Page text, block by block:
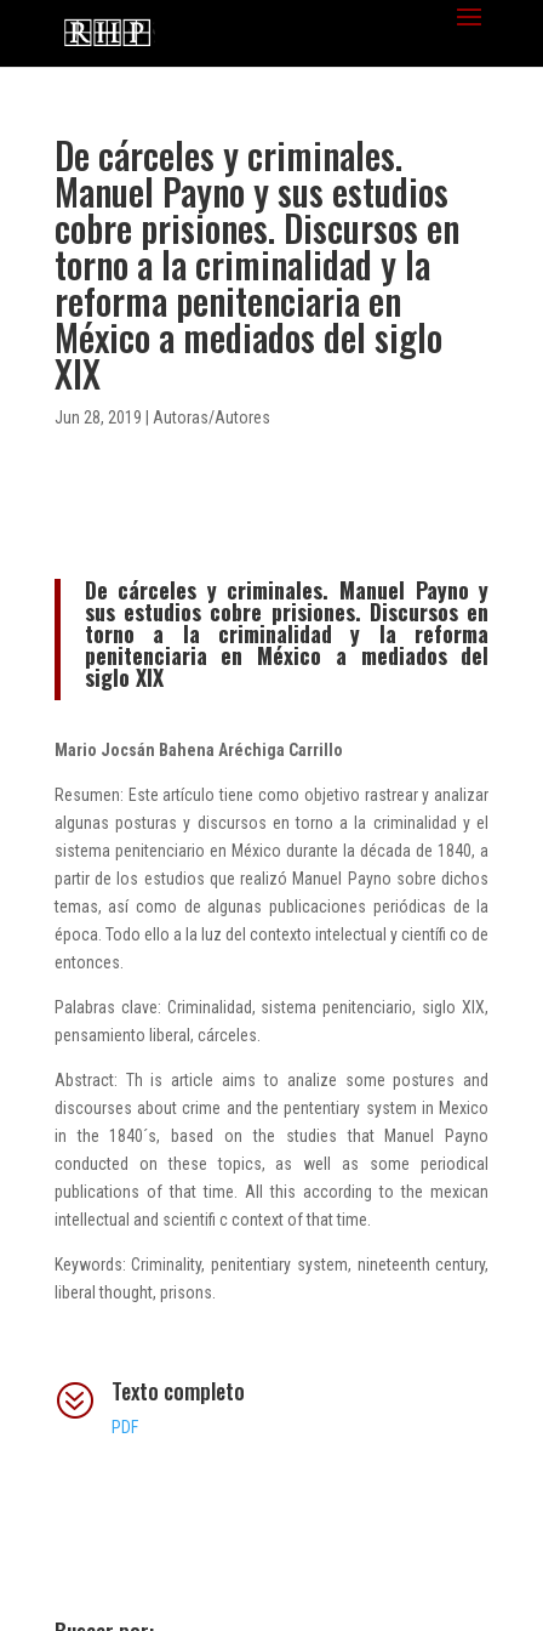
De cárceles y criminales.
Manuel Payno y sus estudios
cobre prisiones. Discursos en
torno a la criminalidad y la
reforma penitenciaria en
México a mediados del siglo
XIX
Jun 28, 2019 Autoras/Autores
De cárceles y criminales. Manuel Payno y
sus estudios cobre prisiones. Discursos en
torno a la criminalidad y la reforma
penitenciaria en México a mediados del
siglo XIX
Mario Jocsán Bahena Aréchiga Carrillo
Resumen: Este artículo tiene como objetivo rastrear y analizar
algunas posturas y discursos en torno a la criminalidad y el
sistema penitenciario en México durante la década de 1840, a
partir de los estudios que realizó Manuel Payno sobre dichos
temas, así como de algunas publicaciones periódicas de la
época. Todo ello a la luz del contexto intelectual y científi co de
entonces.
Palabras clave: Criminalidad, sistema penitenciario, siglo XIX,
pensamiento liberal, cárceles.
Abstract: Th is article aims to analize some postures and
discourses about crime and the pententiary system in Mexico
in the 1840´s, based on the studies that Manuel Payno
conducted on these topics, as well as some periodical
publications of that time. All this according to the mexican
intellectual and scientifi c context of that time.
Keywords: Criminality, penitentiary system, nineteenth century,
liberal thought, prisons.
? Texto completo
PDF